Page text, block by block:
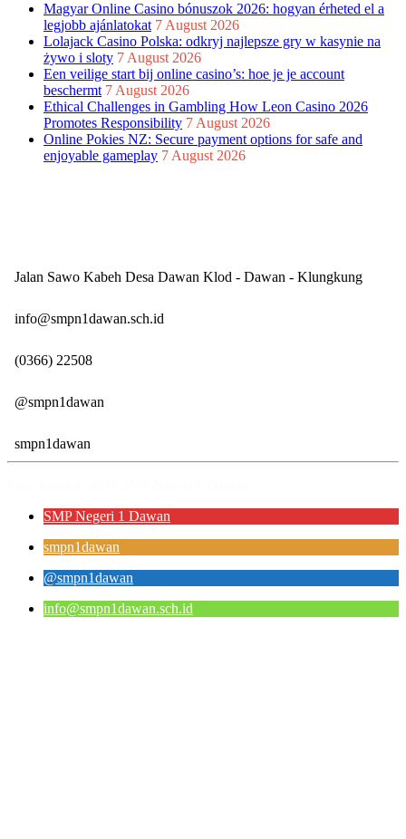
Magyar Online Casino bónuszok 2026: hogyan érheted el a
legjobb ajánlatokat 7 August 2026
Lolajack Casino Polska: odkryj najlepsze gry w kasynie na
żywo i sloty 7 August 2026
Een veilige start bij online casino’s: hoe je je account
beschermt 7 August 2026
Ethical Challenges in Gambling How Leon Casino 2026
Promotes Responsibility 7 August 2026
Online Pokies NZ: Secure payment options for safe and
enjoyable gameplay 7 August 2026
Jalan Sawo Kabeh Desa Dawan Klod - Dawan - Klungkung
info@smpn1dawan.sch.id
(0366) 22508
@smpn1dawan
smpn1dawan
SMP Negeri 1 Dawan
smpn1dawan
@smpn1dawan
info@smpn1dawan.sch.id